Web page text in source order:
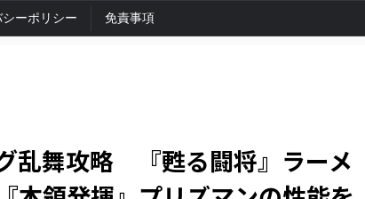
ーポリシー 免責事項
乱舞攻略 『甦る闘将』ラーメ